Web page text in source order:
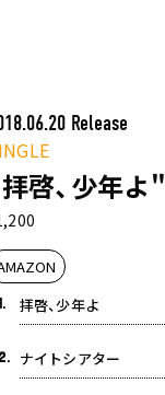
Release
啓、少年よ"
拝啓、少年よ
2. ナイトシアター